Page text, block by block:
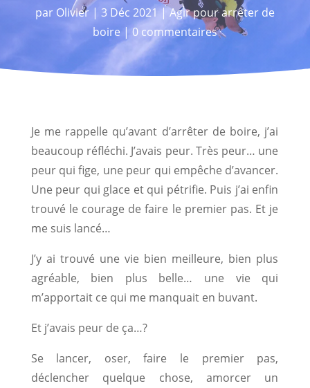
par Olivier 3 Déc 2021
Agir pour arrêter de
boire
0 commentaires
Je me rappelle qu’avant d’arrêter de boire, j’ai
beaucoup réfléchi. J’avais peur. Très peur… une
peur qui fige, une peur qui empêche d’avancer.
Une peur qui glace et qui pétrifie. Puis j’ai enfin
trouvé le courage de faire le premier pas. Et je
me suis lancé…
J’y ai trouvé une vie bien meilleure, bien plus
agréable, bien plus belle… une vie qui
m’apportait ce qui me manquait en buvant.
Et j’avais peur de ça…?
Se lancer, oser, faire le premier pas,
déclencher quelque chose, amorcer un